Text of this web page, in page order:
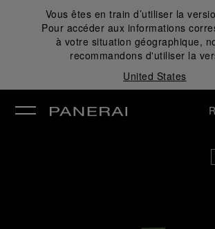
Vous êtes en train d’utiliser la
Pour accéder aux informations
à votre situation géographique,
recommandons d'utiliser la
United States